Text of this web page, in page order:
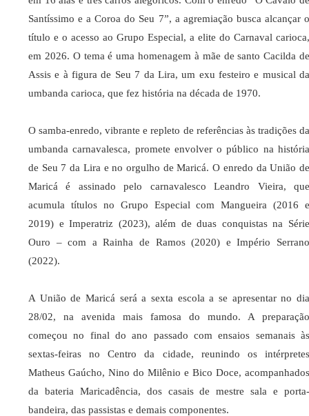
Santíssimo e a Coroa do Seu 7”, a agremiação busca alcançar o
título e o acesso ao Grupo Especial, a elite do Carnaval carioca,
em 2026. O tema é uma homenagem à mãe de santo Cacilda de
Assis e à figura de Seu 7 da Lira, um exu festeiro e musical da
umbanda carioca, que fez história na década de 1970.
O samba-enredo, vibrante e repleto de referências às tradições da
umbanda carnavalesca, promete envolver o público na história
de Seu 7 da Lira e no orgulho de Maricá. O enredo da União de
Maricá é assinado pelo carnavalesco Leandro Vieira, que
acumula títulos no Grupo Especial com Mangueira (2016 e
2019) e Imperatriz (2023), além de duas conquistas na Série
Ouro – com a Rainha de Ramos (2020) e Império Serrano
(2022).
A União de Maricá será a sexta escola a se apresentar no dia
28/02, na avenida mais famosa do mundo. A preparação
começou no final do ano passado com ensaios semanais às
sextas-feiras no Centro da cidade, reunindo os intérpretes
Matheus Gaúcho, Nino do Milênio e Bico Doce, acompanhados
da bateria Maricadência, dos casais de mestre sala e porta-
bandeira, das passistas e demais componentes.